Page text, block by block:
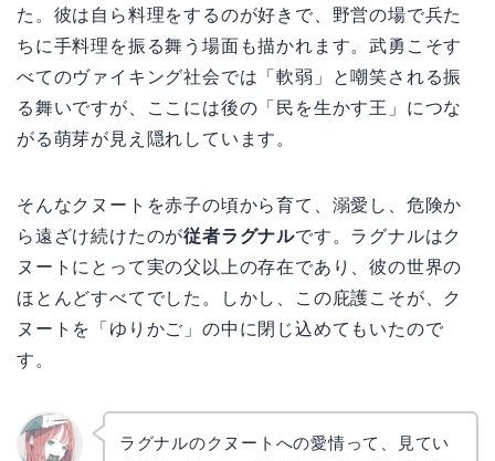
た。彼は自ら料理をするのが好きで、野営の場で兵た
ちに手料理を振る舞う場面も描かれます。武勇こそす
べてのヴァイキング社会では「軟弱」と嘲笑される振
る舞いですが、ここには後の「民を生かす王」につな
がる萌芽が見え隠れしています。
そんなクヌートを赤子の頃から育て、溺愛し、危険か
ら遠ざけ続けたのが従者ラグナルです。ラグナルはク
ヌートにとって実の父以上の存在であり、彼の世界の
ほとんどすべてでした。しかし、この庇護こそが、ク
ヌートを「ゆりかご」の中に閉じ込めてもいたので
す。
ラグナルのクヌートへの愛情って、見てい